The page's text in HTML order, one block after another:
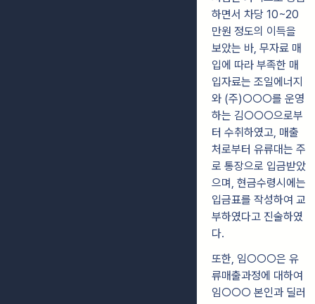
하면서 차당 10~20
만원 정도의 이득을
보았는 바, 무자료 매
입에 따라 부족한 매
입자료는 조일에너지
와 (주)○○○를 운영
하는 김○○○으로부
터 수취하였고, 매출
처로부터 유류대는 주
로 통장으로 입금받았
으며, 현금수령시에는
입금표를 작성하여 교
부하였다고 진술하였
다.
또한, 임○○○은 유
류매출과정에 대하여
임○○○ 본인과 딜러